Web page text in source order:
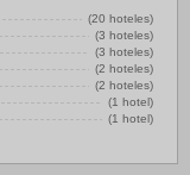
(20 hoteles)
(3 hoteles)
(3 hoteles)
(2 hoteles)
(2 hoteles)
(1 hotel)
(1 hotel)